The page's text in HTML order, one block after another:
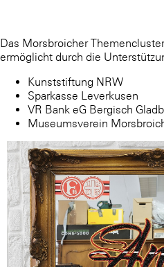
Das Morsbroicher
ermöglicht durch die
Kunststiftung NRW
Sparkasse Leverkusen
VR Bank eG Bergisch
Museumsverein